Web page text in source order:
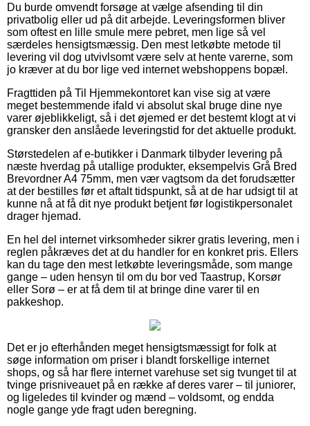
Du burde omvendt forsøge at vælge afsending til din
privatbolig eller ud på dit arbejde. Leveringsformen bliver
som oftest en lille smule mere pebret, men lige så vel
særdeles hensigtsmæssig. Den mest letkøbte metode til
levering vil dog utvivlsomt være selv at hente varerne, som
jo kræver at du bor lige ved internet webshoppens bopæl.
Fragttiden på Til Hjemmekontoret kan vise sig at være
meget bestemmende ifald vi absolut skal bruge dine nye
varer øjeblikkeligt, så i det øjemed er det bestemt klogt at vi
gransker den anslåede leveringstid for det aktuelle produkt.
Størstedelen af e-butikker i Danmark tilbyder levering på
næste hverdag på utallige produkter, eksempelvis Grå Bred
Brevordner A4 75mm, men vær vagtsom da det forudsætter
at der bestilles før et aftalt tidspunkt, så at de har udsigt til at
kunne nå at få dit nye produkt betjent før logistikpersonalet
drager hjemad.
En hel del internet virksomheder sikrer gratis levering, men i
reglen påkræves det at du handler for en konkret pris. Ellers
kan du tage den mest letkøbte leveringsmåde, som mange
gange – uden hensyn til om du bor ved Taastrup, Korsør
eller Sorø – er at få dem til at bringe dine varer til en
pakkeshop.
Det er jo efterhånden meget hensigtsmæssigt for folk at
søge information om priser i blandt forskellige internet
shops, og så har flere internet varehuse set sig tvunget til at
tvinge prisniveauet på en række af deres varer – til juniorer,
og ligeledes til kvinder og mænd – voldsomt, og endda
nogle gange yde fragt uden beregning.